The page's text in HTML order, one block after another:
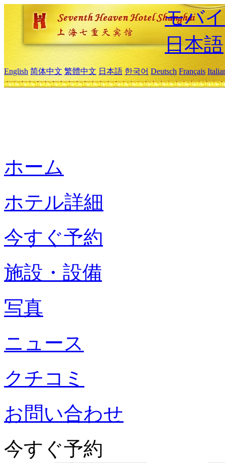
モバ
日本語
English 简体中文 繁體中文 日本語 한국어 Deutsch Français
ホーム
ホテル詳細
今すぐ予約
施設・設備
写真
ニュース
クチコミ
お問い合わせ
今すぐ予約